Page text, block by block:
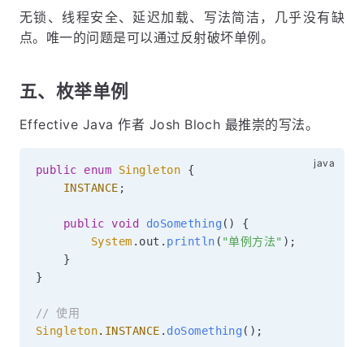
无锁、线程安全、延迟加载、写法简洁，几乎没有缺
点。唯一的问题是可以通过反射破坏单例。
五、枚举单例
Effective Java 作者 Josh Bloch 最推崇的写法。
public enum Singleton
{
INSTANCE ;
public void doSomething ( )
{
System . out . println ( "单例方法" ) ;
}
}
// 使用
Singleton. INSTANCE . doSomething ( ) ;